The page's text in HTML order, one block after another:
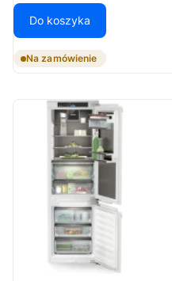
Do koszyka
Na zamówienie